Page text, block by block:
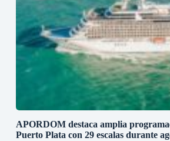
APORDOM destaca amplia
Puerto Plata con 29 escalas durante